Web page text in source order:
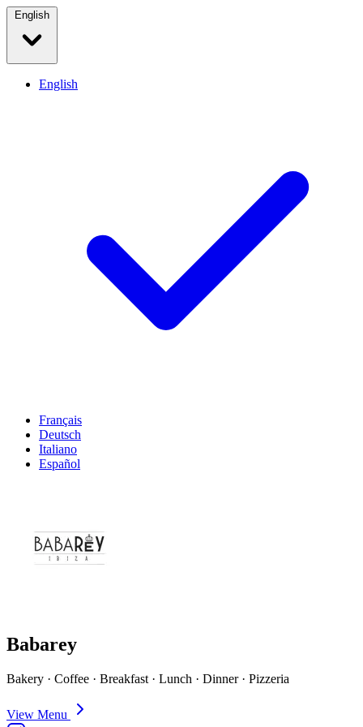
English
English
Français
Deutsch
Italiano
Español
Babarey
Bakery · Coffee · Breakfast · Lunch · Dinner · Pizzeria
View Menu